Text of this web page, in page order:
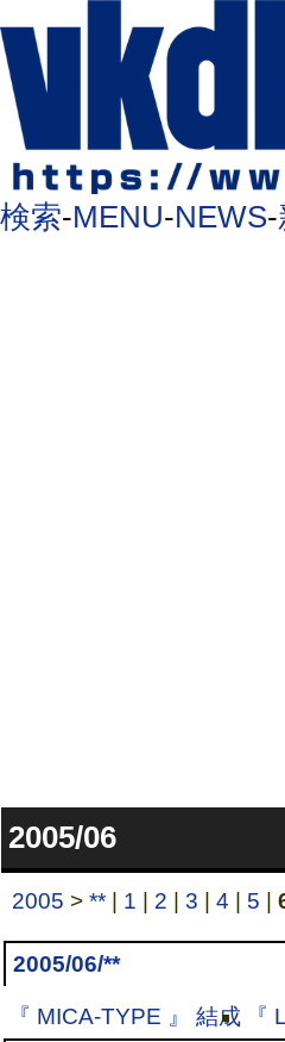
検索-MENU-NEWS-
2005/06
2005 >** 1 2 |3 |4 5 |
2005/06/**
『 MICA-TYPE 』 結成
『